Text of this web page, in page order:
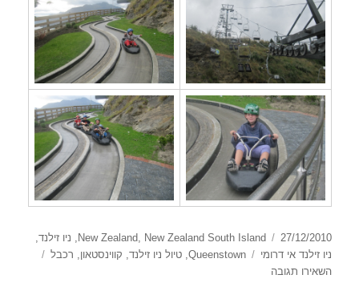
פורסם
בתאריך
27/12/2010 קטגוריות New Zealand, New Zealand South Island
, ניו זילנד,
ניו זילנד אי דרומי
תגיות
Queenstown
,טיול ניו זילנד, קווינסטאון, רכבל
השאירו תגובה